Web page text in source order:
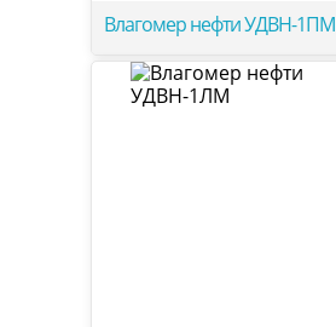
Влагомер нефти УДВН-1ПМ